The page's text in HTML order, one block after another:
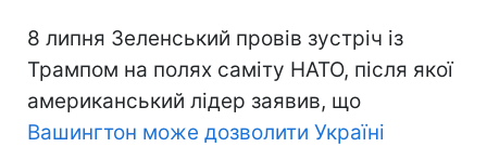
8 липня Зеленський провів зустріч із
Трампом на полях саміту НАТО, після якої
американський лідер заявив, що
Вашингтон може дозволити Україні